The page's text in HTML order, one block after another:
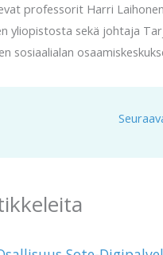
professorit Harri
yliopistosta sekä johtaja
sosiaalialan